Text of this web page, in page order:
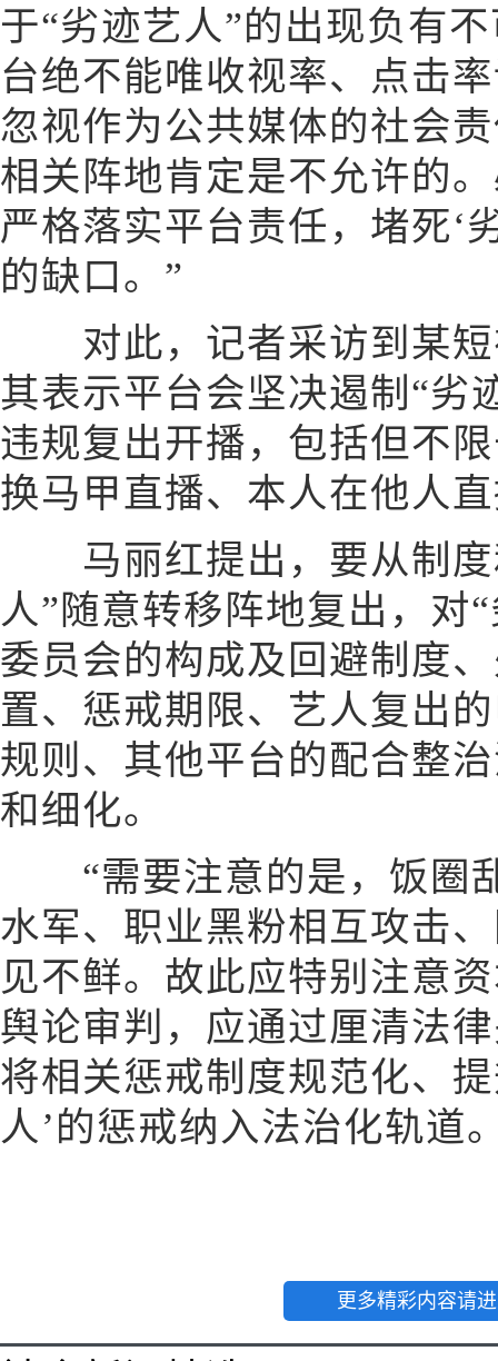
于“劣迹艺人”的出现负有
台绝不能唯收视率、点击
忽视作为公共媒体的社会
相关阵地肯定是不允许的
严格落实平台责任，堵死‘
的缺口。”
对此，记者采访到某短
其表示平台会坚决遏制“劣
违规复出开播，包括但不
换马甲直播、本人在他人
马丽红提出，要从制度
人”随意转移阵地复出，对
委员会的构成及回避制度
置、惩戒期限、艺人复出
规则、其他平台的配合整
和细化。
“需要注意的是，饭圈
水军、职业黑粉相互攻击
见不鲜。故此应特别注意
舆论审判，应通过厘清法
将相关惩戒制度规范化、
人’的惩戒纳入法治化轨道
更多精彩内容请